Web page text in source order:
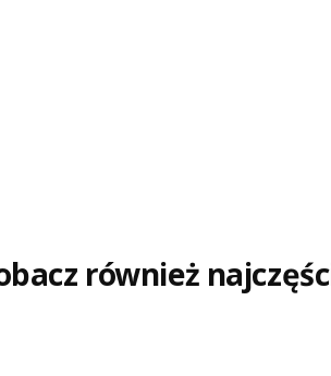
również